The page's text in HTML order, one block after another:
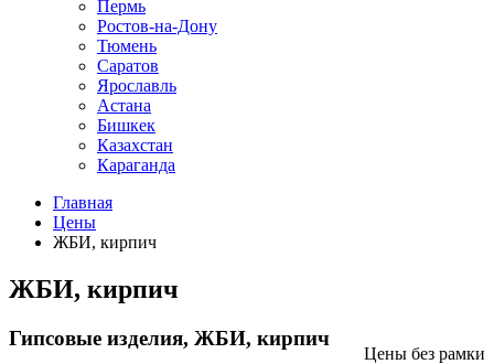
Пермь
Ростов-на-Дону
Тюмень
Саратов
Ярославль
Астана
Бишкек
Казахстан
Караганда
Главная
Цены
ЖБИ, кирпич
ЖБИ, кирпич
Цены без рамки
Гипсовые изделия, ЖБИ, кирпич